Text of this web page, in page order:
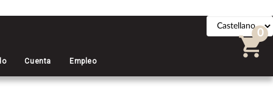
Cuenta Empleo
0